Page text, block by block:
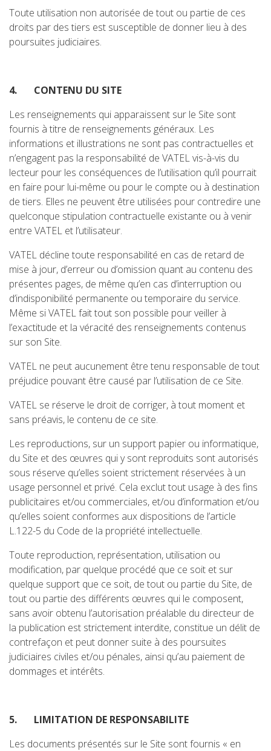
Toute utilisation non autorisée de tout ou partie de ces
droits par des tiers est susceptible de donner lieu à des
poursuites judiciaires.
4. CONTENU DU SITE
Les renseignements qui apparaissent sur le Site sont
fournis à titre de renseignements généraux. Les
informations et illustrations ne sont pas contractuelles et
n’engagent pas la responsabilité de VATEL vis-à-vis du
lecteur pour les conséquences de l’utilisation qu’il pourrait
en faire pour lui-même ou pour le compte ou à destination
de tiers. Elles ne peuvent être utilisées pour contredire une
quelconque stipulation contractuelle existante ou à venir
entre VATEL et l’utilisateur.
VATEL décline toute responsabilité en cas de retard de
mise à jour, d’erreur ou d’omission quant au contenu des
présentes pages, de même qu’en cas d’interruption ou
d’indisponibilité permanente ou temporaire du service.
Même si VATEL fait tout son possible pour veiller à
l’exactitude et la véracité des renseignements contenus
sur son Site.
VATEL ne peut aucunement être tenu responsable de tout
préjudice pouvant être causé par l’utilisation de ce Site.
VATEL se réserve le droit de corriger, à tout moment et
sans préavis, le contenu de ce site.
Les reproductions, sur un support papier ou informatique,
du Site et des œuvres qui y sont reproduits sont autorisés
sous réserve qu’elles soient strictement réservées à un
usage personnel et privé. Cela exclut tout usage à des fins
publicitaires et/ou commerciales, et/ou d’information et/ou
qu’elles soient conformes aux dispositions de l’article
L.122-5 du Code de la propriété intellectuelle.
Toute reproduction, représentation, utilisation ou
modification, par quelque procédé que ce soit et sur
quelque support que ce soit, de tout ou partie du Site, de
tout ou partie des différents œuvres qui le composent,
sans avoir obtenu l’autorisation préalable du directeur de
la publication est strictement interdite, constitue un délit de
contrefaçon et peut donner suite à des poursuites
judiciaires civiles et/ou pénales, ainsi qu’au paiement de
dommages et intérêts.
5. LIMITATION DE RESPONSABILITE
Les documents présentés sur le Site sont fournis « en